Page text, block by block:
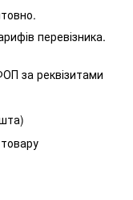
перевізника.
за реквізитами